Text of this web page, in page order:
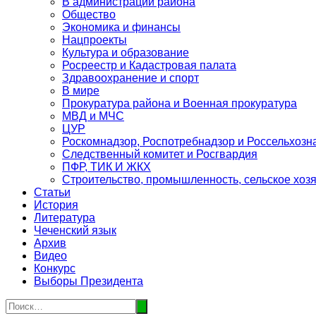
Общество
Экономика и финансы
Нацпроекты
Культура и образование
Росреестр и Кадастровая палата
Здравоохранение и спорт
В мире
Прокуратура района и Военная прокуратура
МВД и МЧС
ЦУР
Роскомнадзор, Роспотребнадзор и
Следственный комитет и Росгвардия
ПФР, ТИК И ЖКХ
Строительство, промышленность, сельское
Статьи
История
Литература
Чеченский язык
Архив
Видео
Конкурс
Выборы Президента